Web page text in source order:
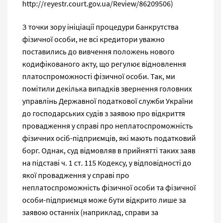
http://reyestr.court.gov.ua/Review/86209506)
З точки зору ініціації процедури банкрутства
фізичної особи, не всі кредитори уважно
поставились до вивчення положень нового
кодифікованого акту, що регулює відновлення
платоспроможності фізичної особи. Так, ми
помітили декілька випадків звернення головних
управлінь Державної податкової служби України
до господарських судів з заявою про відкриття
провадження у справі про неплатоспроможність
фізичних осіб-підприємців, які мають податковий
борг. Однак, суд відмовляв в прийнятті таких заяв
на підставі ч. 1 ст. 115 Кодексу, у відповідності до
якої провадження у справі про
неплатоспроможність фізичної особи та фізичної
особи-підприємця може бути відкрито лише за
заявою останніх (наприклад, справи за